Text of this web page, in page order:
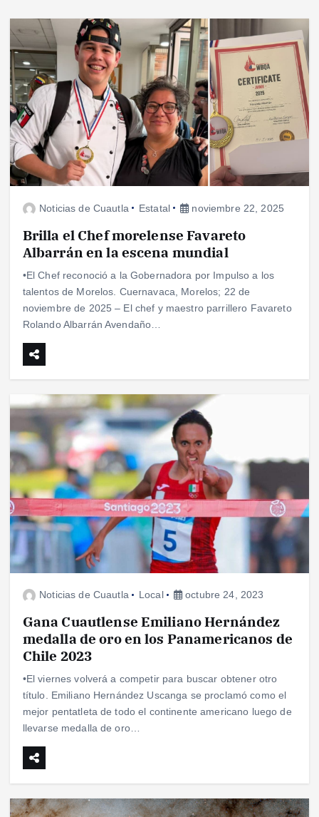
Noticias de Cuautla Estatal noviembre 22, 2025
Brilla el Chef morelense Favareto
Albarrán en la escena mundial
•El Chef reconoció a la Gobernadora por Impulso a los
talentos de Morelos. Cuernavaca, Morelos; 22 de
noviembre de 2025 – El chef y maestro parrillero Favareto
Rolando Albarrán Avendaño…
Noticias de Cuautla Local octubre 24, 2023
Gana Cuautlense Emiliano Hernández
medalla de oro en los Panamericanos de
Chile 2023
•El viernes volverá a competir para buscar obtener otro
título. Emiliano Hernández Uscanga se proclamó como el
mejor pentatleta de todo el continente americano luego de
llevarse medalla de oro…